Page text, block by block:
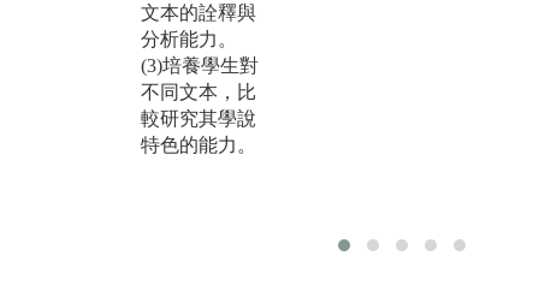
文本的詮釋與
分析能力。
(3)培養學生對
不同文本，比
較研究其學說
特色的能力。